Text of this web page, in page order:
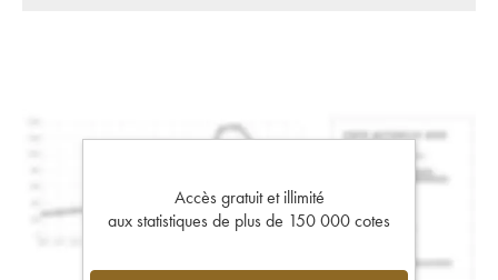
Accès gratuit et illimité
aux statistiques de plus de 150 000 cotes